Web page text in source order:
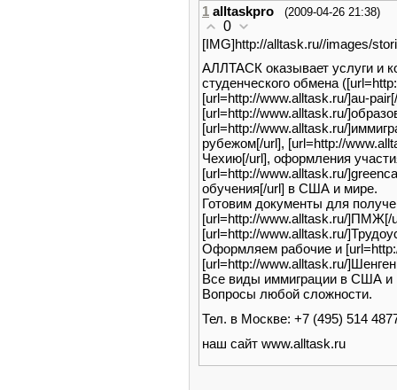
1 alltaskpro (2009-04-26 21:38)
0
[IMG]http://alltask.ru//images/
АЛЛТАСК оказывает услуги и
студенческого обмена
[url=http://www.alltask.ru/]au-
[url=http://www.alltask.ru/
[url=http://www.alltask.ru/
рубежом[/url], [url=http://
Чехию[/url], оформления
[url=http://www.alltask.ru/
обучения[/url] в США и мире.
Готовим документы для
[url=http://www.alltask.ru/
[url=http://www.alltask.ru/
Оформляем рабочие и
[url=http://www.alltask.ru/
Все виды иммиграции в США и
Вопросы любой сложности.
Тел. в Москве: +7 (495) 514
наш сайт www.alltask.ru